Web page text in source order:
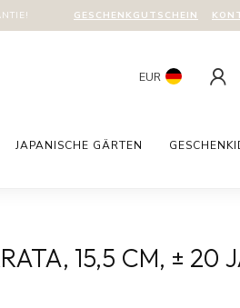
GESCHENKGUTSCHEIN
EUR
JAPANISCHE GÄRTEN
15,5 CM, ± 20